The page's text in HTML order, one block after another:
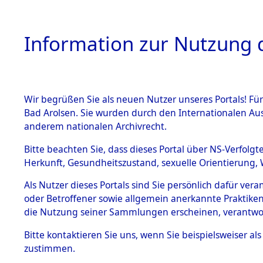
HOME
BESTÄNDE
Inhaftierungsdoku
mente
5. Verschiedenes
Todesmärsche
5.3.1 Alliierte
Baden-
Information zur Nutzung
Wir begrüßen Sie als neuen Nutzer unseres Portals!
Bad Arolsen. Sie wurden durch den Internationalen
anderem nationalen Archivrecht.
Bitte beachten Sie, dass dieses Portal über NS-
Herkunft, Gesundheitszustand, sexuelle
Als Nutzer dieses Portals sind Sie persönlich dafür
oder Betroffener sowie allgemein anerkannte
die Nutzung seiner Sammlungen erscheinen,
Bitte kontaktieren Sie uns, wenn Sie beispielsweiser
zustimmen.